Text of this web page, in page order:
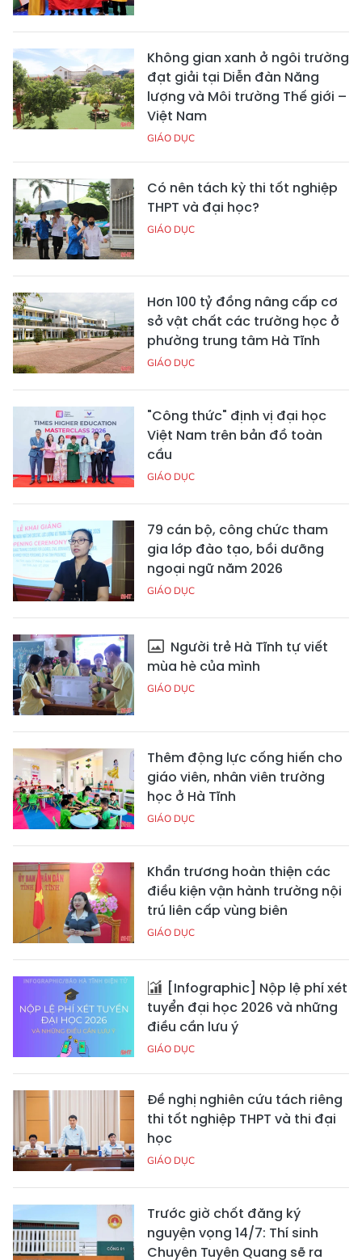
Không gian xanh ở ngôi trường
đạt giải tại Diễn đàn Năng
lượng và Môi trường Thế giới –
Việt Nam
GIÁO DỤC
Có nên tách kỳ thi tốt nghiệp
THPT và đại học?
GIÁO DỤC
Hơn 100 tỷ đồng nâng cấp cơ
sở vật chất các trường học ở
phường trung tâm Hà Tĩnh
GIÁO DỤC
"Công thức" định vị đại học
Việt Nam trên bản đồ toàn
cầu
GIÁO DỤC
79 cán bộ, công chức tham
gia lớp đào tạo, bồi dưỡng
ngoại ngữ năm 2026
GIÁO DỤC
Người trẻ Hà Tĩnh tự viết
mùa hè của mình
GIÁO DỤC
Thêm động lực cống hiến cho
giáo viên, nhân viên trường
học ở Hà Tĩnh
GIÁO DỤC
Khẩn trương hoàn thiện các
điều kiện vận hành trường nội
trú liên cấp vùng biên
GIÁO DỤC
[Infographic] Nộp lệ phí xét
tuyển đại học 2026 và những
điều cần lưu ý
GIÁO DỤC
Đề nghị nghiên cứu tách riêng
thi tốt nghiệp THPT và thi đại
học
GIÁO DỤC
Trước giờ chốt đăng ký
nguyện vọng 14/7: Thí sinh
Chuyên Tuyên Quang sẽ ra